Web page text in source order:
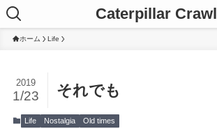
Caterpillar Crawl
ホーム Life
それでも
2019
1/23
Life Nostalgia Old times